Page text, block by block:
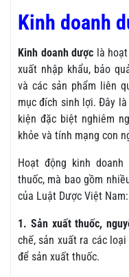
Kinh doanh
Kinh doanh dược là
xuất nhập khẩu, bảo
và các sản phẩm liên
mục đích sinh lợi. Đây
kiện đặc biệt nghiêm
khỏe và tính mạng con
Hoạt động kinh
thuốc, mà bao gồm
của Luật Dược Việt Nam:
1. Sản xuất thuốc,
chế, sản xuất ra các
để sản xuất thuốc.